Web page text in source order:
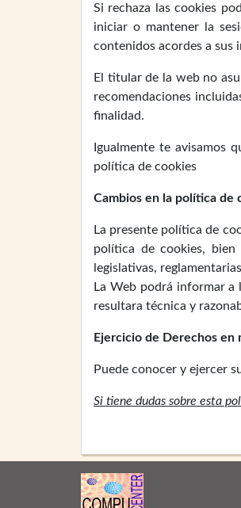
Si rechaza las cookies
iniciar o mantener la
contenidos acordes a sus
El titular de la web no
recomendaciones
finalidad.
Igualmente te avisamos
política de cookies
Cambios en la política de
La presente política de
política de cookies,
legislativas,
La Web podrá informar a
resultara técnica y
Ejercicio de Derechos en
Puede conocer y ejercer
Si tiene dudas sobre esta